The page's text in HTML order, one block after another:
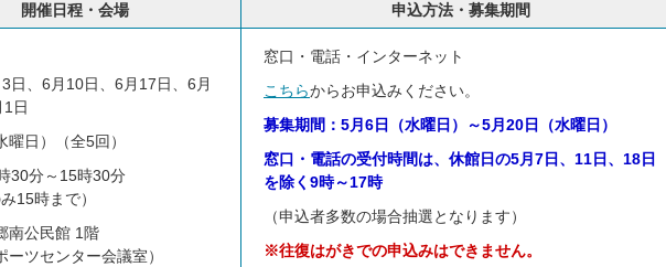
開催日程・会場 申込方法・募集期間
日、6月10日、6月17日、6月
1日
曜日）（全5回）
30分～15時30分
15時まで）
南公民館 1階
ーツセンター会議室）
窓口・電話・インターネット
こちらからお申込みください。
募集期間：5月6日（水曜日）～5月20日（水曜日）
窓口・電話の受付時間は、休館日の5月7日、11日、18日
を除く9時～17時
（申込者多数の場合抽選となります）
※往復はがきでの申込みはできません。